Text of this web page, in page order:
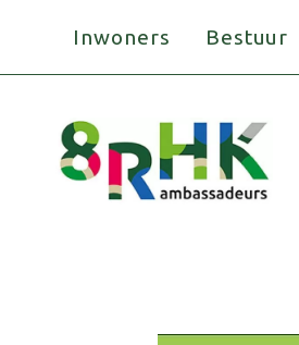
Inwoners Bestuur